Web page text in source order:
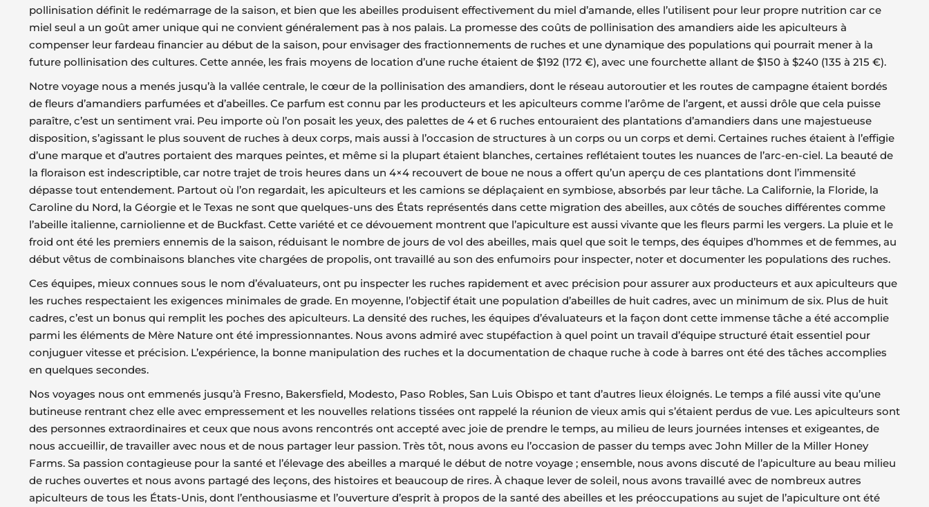
pollinisation définit le redémarrage de la saison, et bien que les abeilles produisent effectivement du miel d’amande, elles l’utilisent pour leur propre nutrition car ce
miel seul a un goût amer unique qui ne convient généralement pas à nos palais. La promesse des coûts de pollinisation des amandiers aide les apiculteurs à
compenser leur fardeau financier au début de la saison, pour envisager des fractionnements de ruches et une dynamique des populations qui pourrait mener à la
future pollinisation des cultures. Cette année, les frais moyens de location d’une ruche étaient de $192 (172 €), avec une fourchette allant de $150 à $240 (135 à 215 €).
Notre voyage nous a menés jusqu’à la vallée centrale, le cœur de la pollinisation des amandiers, dont le réseau autoroutier et les routes de campagne étaient bordés
de fleurs d’amandiers parfumées et d’abeilles. Ce parfum est connu par les producteurs et les apiculteurs comme l’arôme de l’argent, et aussi drôle que cela puisse
paraître, c’est un sentiment vrai. Peu importe où l’on posait les yeux, des palettes de 4 et 6 ruches entouraient des plantations d’amandiers dans une majestueuse
disposition, s’agissant le plus souvent de ruches à deux corps, mais aussi à l’occasion de structures à un corps ou un corps et demi. Certaines ruches étaient à l’effigie
d’une marque et d’autres portaient des marques peintes, et même si la plupart étaient blanches, certaines reflétaient toutes les nuances de l’arc-en-ciel. La beauté de
la floraison est indescriptible, car notre trajet de trois heures dans un 4×4 recouvert de boue ne nous a offert qu’un aperçu de ces plantations dont l’immensité
dépasse tout entendement. Partout où l’on regardait, les apiculteurs et les camions se déplaçaient en symbiose, absorbés par leur tâche. La Californie, la Floride, la
Caroline du Nord, la Géorgie et le Texas ne sont que quelques-uns des États représentés dans cette migration des abeilles, aux côtés de souches différentes comme
l’abeille italienne, carniolienne et de Buckfast. Cette variété et ce dévouement montrent que l’apiculture est aussi vivante que les fleurs parmi les vergers. La pluie et le
froid ont été les premiers ennemis de la saison, réduisant le nombre de jours de vol des abeilles, mais quel que soit le temps, des équipes d’hommes et de femmes, au
début vêtus de combinaisons blanches vite chargées de propolis, ont travaillé au son des enfumoirs pour inspecter, noter et documenter les populations des ruches.
Ces équipes, mieux connues sous le nom d’évaluateurs, ont pu inspecter les ruches rapidement et avec précision pour assurer aux producteurs et aux apiculteurs que
les ruches respectaient les exigences minimales de grade. En moyenne, l’objectif était une population d’abeilles de huit cadres, avec un minimum de six. Plus de huit
cadres, c’est un bonus qui remplit les poches des apiculteurs. La densité des ruches, les équipes d’évaluateurs et la façon dont cette immense tâche a été accomplie
parmi les éléments de Mère Nature ont été impressionnantes. Nous avons admiré avec stupéfaction à quel point un travail d’équipe structuré était essentiel pour
conjuguer vitesse et précision. L’expérience, la bonne manipulation des ruches et la documentation de chaque ruche à code à barres ont été des tâches accomplies
en quelques secondes.
Nos voyages nous ont emmenés jusqu’à Fresno, Bakersfield, Modesto, Paso Robles, San Luis Obispo et tant d’autres lieux éloignés. Le temps a filé aussi vite qu’une
butineuse rentrant chez elle avec empressement et les nouvelles relations tissées ont rappelé la réunion de vieux amis qui s’étaient perdus de vue. Les apiculteurs sont
des personnes extraordinaires et ceux que nous avons rencontrés ont accepté avec joie de prendre le temps, au milieu de leurs journées intenses et exigeantes, de
nous accueillir, de travailler avec nous et de nous partager leur passion. Très tôt, nous avons eu l’occasion de passer du temps avec John Miller de la Miller Honey
Farms. Sa passion contagieuse pour la santé et l’élevage des abeilles a marqué le début de notre voyage ; ensemble, nous avons discuté de l’apiculture au beau milieu
de ruches ouvertes et nous avons partagé des leçons, des histoires et beaucoup de rires. À chaque lever de soleil, nous avons travaillé avec de nombreux autres
apiculteurs de tous les États-Unis, dont l’enthousiasme et l’ouverture d’esprit à propos de la santé des abeilles et les préoccupations au sujet de l’apiculture ont été